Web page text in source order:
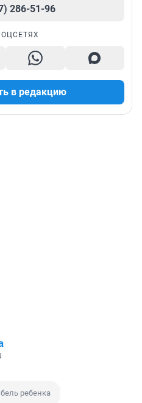
286-51-96
в редакцию
ребенка